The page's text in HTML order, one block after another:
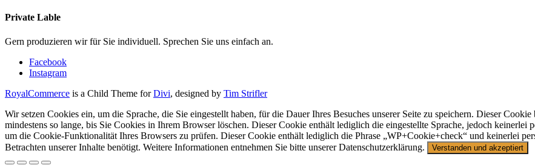
Private Lable
Gern produzieren wir für Sie individuell. Sprechen Sie uns einfach an.
Facebook
Instagram
RoyalCommerce is a Child Theme forDivi, designed by Tim Strifler
Wir setzen Cookies ein, um die Sprache, die Sie eingestellt haben, für die Dauer Ihres Besuches unserer Seite zu speichern. Dieser
mindestens so lange, bis Sie Cookies in Ihrem Browser löschen. Dieser Cookie enthält lediglich die eingestellte Sprache, jedoch keinerlei
um die Cookie-Funktionalität Ihres Browsers zu prüfen. Dieser Cookie enthält lediglich die Phrase „WP+Cookie+check“ und keinerlei
Betrachten unserer Inhalte benötigt. Weitere Informationen entnehmen Sie bitte unserer Datenschutzerklärung.
Verstanden und akzeptiert